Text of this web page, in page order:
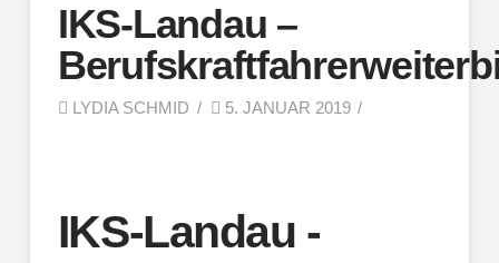
IKS-Landau –
LYDIA SCHMID 5. JANUAR 2019
IKS-Landau -